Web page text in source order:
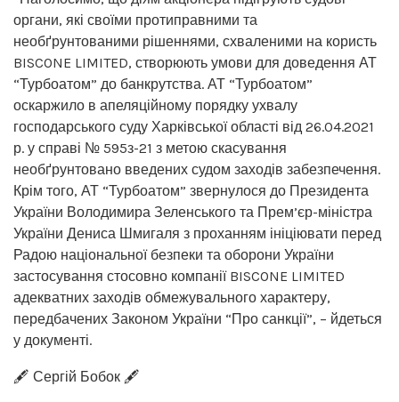
органи, які своїми протиправними та
необґрунтованими рішеннями, схваленими на користь
BISCONE LIMITED, створюють умови для доведення АТ
“Турбоатом” до банкрутства. АТ “Турбоатом”
оскаржило в апеляційному порядку ухвалу
господарського суду Харківської області від 26.04.2021
р. у справі № 595з-21 з метою скасування
необґрунтовано введених судом заходів забезпечення.
Крім того, АТ “Турбоатом” звернулося до Президента
України Володимира Зеленського та Прем’єр-міністра
України Дениса Шмигаля з проханням ініціювати перед
Радою національної безпеки та оборони України
застосування стосовно компанії BISCONE LIMITED
адекватних заходів обмежувального характеру,
передбачених Законом України “Про санкції”, – йдеться
у документі.
🖋️ Сергій Бобок 🖋️